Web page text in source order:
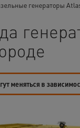
генераторы
меняться в